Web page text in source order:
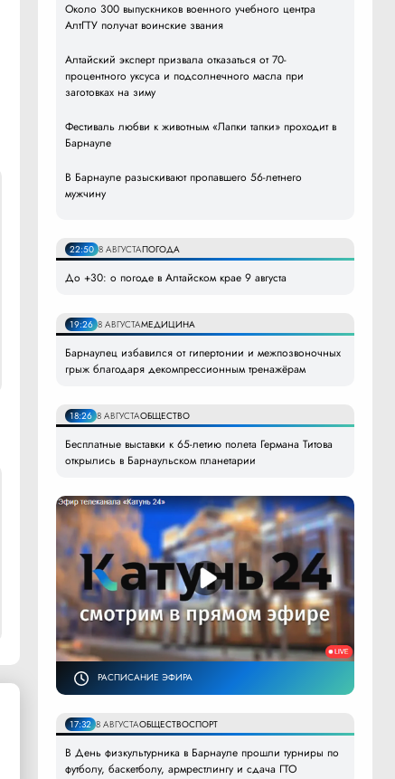
Около 300 выпускников военного учебного центра
АлтГТУ получат воинские звания
Алтайский эксперт призвала отказаться от 70-
процентного уксуса и подсолнечного масла при
заготовках на зиму
Фестиваль любви к животным «Лапки тапки» проходит в
Барнауле
В Барнауле разыскивают пропавшего 56-летнего
мужчину
22:50 8 АВГУСТАПОГОДА
До +30: о погоде в Алтайском крае 9 августа
19:26 8 АВГУСТАМЕДИЦИНА
Барнаулец избавился от гипертонии и межпозвоночных
грыж благодаря декомпрессионным тренажёрам
18:26 8 АВГУСТАОБЩЕСТВО
Бесплатные выставки к 65-летию полета Германа Титова
открылись в Барнаульском планетарии
РАСПИСАНИЕ ЭФИРА
17:32 8 АВГУСТАОБЩЕСТВОСПОРТ
В День физкультурника в Барнауле прошли турниры по
футболу, баскетболу, армрестлингу и сдача ГТО